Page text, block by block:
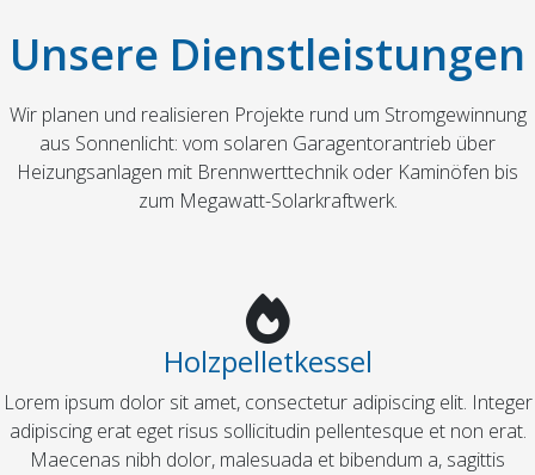
Unsere Dienstleistungen
Wir planen und realisieren Projekte rund um Stromgewinnung
aus Sonnenlicht: vom solaren Garagentorantrieb über
Heizungsanlagen mit Brennwerttechnik oder Kaminöfen bis
zum Megawatt-Solarkraftwerk.
Holzpelletkessel
Lorem ipsum dolor sit amet, consectetur adipiscing elit. Integer
adipiscing erat eget risus sollicitudin pellentesque et non erat.
Maecenas nibh dolor, malesuada et bibendum a, sagittis